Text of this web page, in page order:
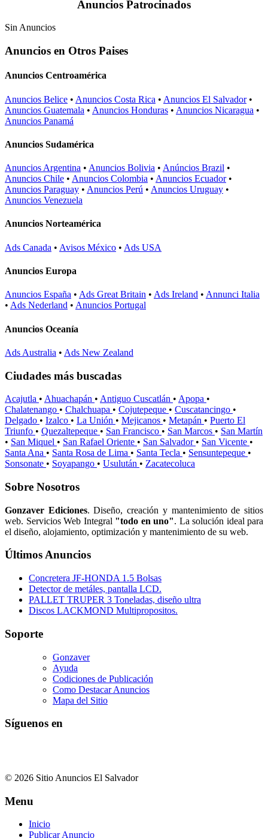
Anuncios Patrocinados
Sin Anuncios
Anuncios en Otros Paises
Anuncios Centroamérica
Anuncios Belice • Anuncios Costa Rica • Anuncios El Salvador•
Anuncios Guatemala • Anuncios Honduras • Anuncios Nicaragua •
Anuncios Panamá
Anuncios Sudamérica
Anuncios Argentina • Anuncios Bolivia • Anúncios Brazil •
Anuncios Chile • Anuncios Colombia • Anuncios Ecuador•
Anuncios Paraguay • Anuncios Perú • Anuncios Uruguay •
Anuncios Venezuela
Anuncios Norteamérica
Ads Canada • Avisos México • Ads USA
Anuncios Europa
Anuncios España • Ads Great Britain • Ads Ireland • Annunci Italia
• Ads Nederland • Anuncios Portugal
Anuncios Oceanía
Ads Australia • Ads New Zealand
Ciudades más buscadas
Acajutla • Ahuachapán • Antiguo Cuscatlán • Apopa •
Chalatenango • Chalchuapa • Cojutepeque • Cuscatancingo •
Delgado • Izalco • La Unión • Mejicanos • Metapán • Puerto El
Triunfo • Quezaltepeque • San Francisco • San Marcos • San Martín
• San Miquel • San Rafael Oriente • San Salvador • San Vicente •
Santa Ana • Santa Rosa de Lima • Santa Tecla • Sensuntepeque •
Sonsonate • Soyapango • Usulután • Zacatecoluca
Sobre Nosotros
Gonzaver Ediciones. Diseño, creación y mantenimiento de sitios
web. Servicios Web Integral "todo en uno". La solución ideal para
el diseño, alojamiento, optimización y mantenimiento de su web.
Últimos Anuncios
Concretera JF-HONDA 1.5 Bolsas
Detector de metáles, pantalla LCD.
PALLET TRUPER 3 Toneladas, diseño ultra
Discos LACKMOND Multipropositos.
Soporte
Gonzaver
Ayuda
Codiciones de Publicación
Como Destacar Anuncios
Mapa del Sitio
Síguenos en
© 2026 Sitio Anuncios El Salvador
Menu
Inicio
Publicar Anuncio